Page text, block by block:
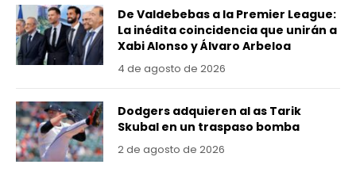
De Valdebebas a la Premier League:
La inédita coincidencia que unirán a
Xabi Alonso y Álvaro Arbeloa
4 de agosto de 2026
Dodgers adquieren al as Tarik
Skubal en un traspaso bomba
2 de agosto de 2026